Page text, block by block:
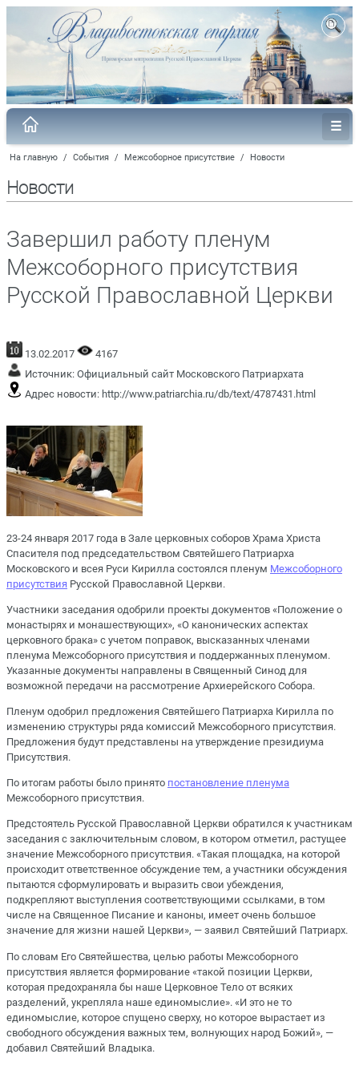
На главную / События / Межсоборное присутствие / Новости
Новости
Завершил работу пленум
Межсоборного присутствия
Русской Православной Церкви
13.02.2017
4167
Источник: Официальный сайт Московского Патриархата
Адрес новости: http://www.patriarchia.ru/db/text/4787431.html
23-24 января 2017 года в Зале церковных соборов Храма Христа
Спасителя под председательством Святейшего Патриарха
Московского и всея Руси Кирилла состоялся пленум Межсоборного
присутствия Русской Православной Церкви.
Участники заседания одобрили проекты документов «Положение о
монастырях и монашествующих», «О канонических аспектах
церковного брака» с учетом поправок, высказанных членами
пленума Межсоборного присутствия и поддержанных пленумом.
Указанные документы направлены в Священный Синод для
возможной передачи на рассмотрение Архиерейского Собора.
Пленум одобрил предложения Святейшего Патриарха Кирилла по
изменению структуры ряда комиссий Межсоборного присутствия.
Предложения будут представлены на утверждение президиума
Присутствия.
По итогам работы было принято постановление пленума
Межсоборного присутствия.
Предстоятель Русской Православной Церкви обратился к участникам
заседания с заключительным словом, в котором отметил, растущее
значение Межсоборного присутствия. «Такая площадка, на которой
происходит ответственное обсуждение тем, а участники обсуждения
пытаются сформулировать и выразить свои убеждения,
подкрепляют выступления соответствующими ссылками, в том
числе на Священное Писание и каноны, имеет очень большое
значение для жизни нашей Церкви», — заявил Святейший Патриарх.
По словам Его Святейшества, целью работы Межсоборного
присутствия является формирование «такой позиции Церкви,
которая предохраняла бы наше Церковное Тело от всяких
разделений, укрепляла наше единомыслие». «И это не то
единомыслие, которое спущено сверху, но которое вырастает из
свободного обсуждения важных тем, волнующих народ Божий», —
добавил Святейший Владыка.